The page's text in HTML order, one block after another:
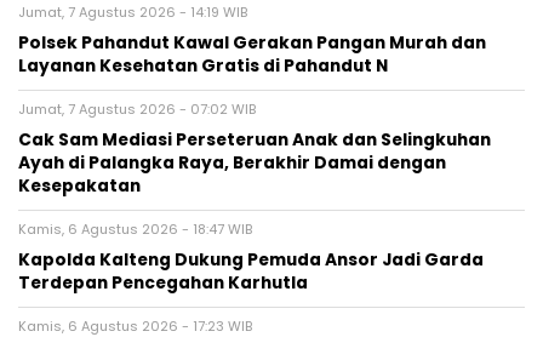
Jumat, 7 Agustus 2026 - 14:19 WIB
Polsek Pahandut Kawal Gerakan Pangan Murah dan
Layanan Kesehatan Gratis di Pahandut N
Jumat, 7 Agustus 2026 - 07:02 WIB
Cak Sam Mediasi Perseteruan Anak dan Selingkuhan
Ayah di Palangka Raya, Berakhir Damai dengan
Kesepakatan
Kamis, 6 Agustus 2026 - 18:47 WIB
Kapolda Kalteng Dukung Pemuda Ansor Jadi Garda
Terdepan Pencegahan Karhutla
Kamis, 6 Agustus 2026 - 17:23 WIB